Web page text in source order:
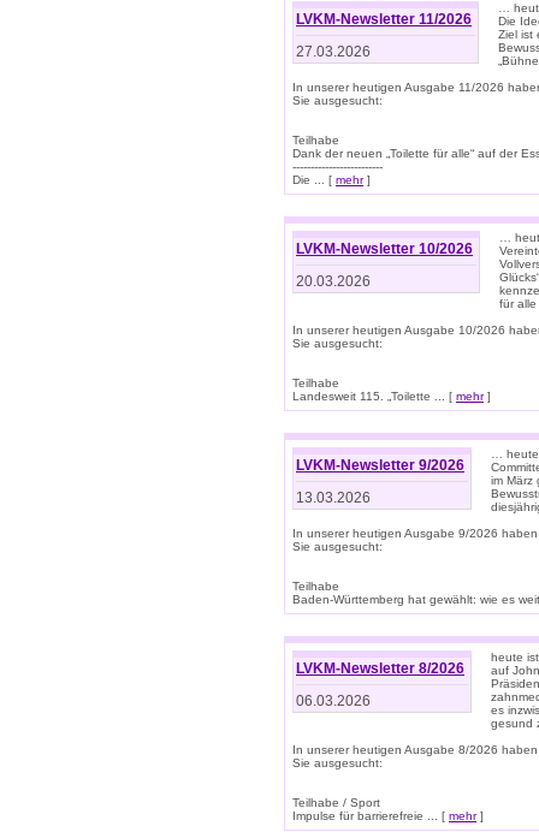
LVKM-Newsletter 11/2026
27.03.2026
…
Die
Ziel ist
In unserer heutigen Ausgabe 11/2026
Sie ausgesucht:
Teilhabe
Dank der neuen „Toilette für alle“ auf der
-------------------------
Die ... [ mehr]
LVKM-Newsletter 10/2026
20.03.2026
…
für
In unserer heutigen Ausgabe 10/2026
Sie ausgesucht:
Teilhabe
Landesweit 115. „Toilette ... [ mehr]
LVKM-Newsletter 9/2026
13.03.2026
…
im März
In unserer heutigen Ausgabe 9/2026
Sie ausgesucht:
Teilhabe
Baden-Württemberg hat gewählt: wie es
LVKM-Newsletter 8/2026
06.03.2026
heute
auf
es
gesund
In unserer heutigen Ausgabe 8/2026
Sie ausgesucht:
Teilhabe / Sport
Impulse für barrierefreie ... [ mehr]